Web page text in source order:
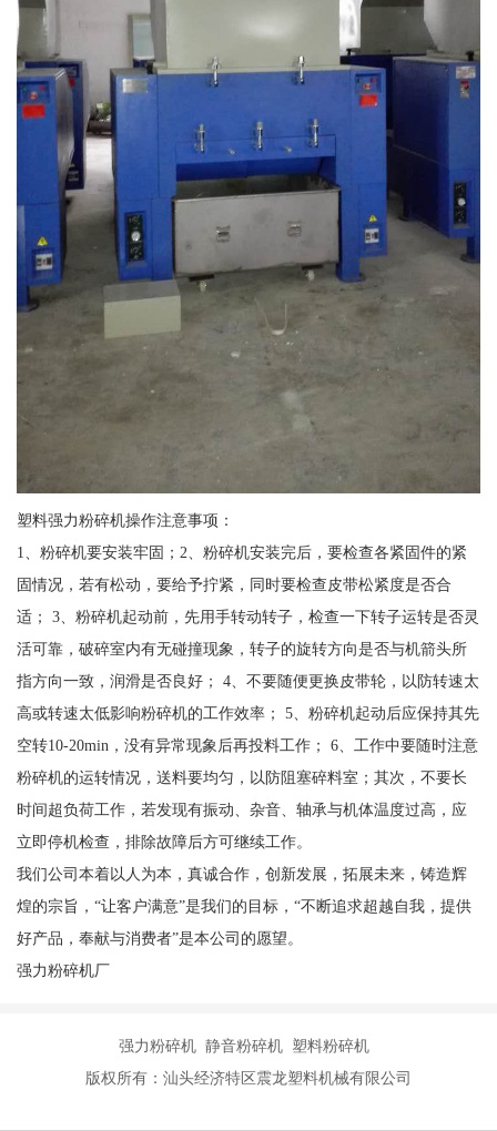
塑料强力粉碎机操作注意事项：
1、粉碎机要安装牢固；2、粉碎机安装完后，要检查各紧固件的紧
固情况，若有松动，要给予拧紧，同时要检查皮带松紧度是否合
适； 3、粉碎机起动前，先用手转动转子，检查一下转子运转是否灵
活可靠，破碎室内有无碰撞现象，转子的旋转方向是否与机箭头所
指方向一致，润滑是否良好； 4、不要随便更换皮带轮，以防转速太
高或转速太低影响粉碎机的工作效率； 5、粉碎机起动后应保持其先
空转10-20min，没有异常现象后再投料工作； 6、工作中要随时注意
粉碎机的运转情况，送料要均匀，以防阻塞碎料室；其次，不要长
时间超负荷工作，若发现有振动、杂音、轴承与机体温度过高，应
立即停机检查，排除故障后方可继续工作。
我们公司本着以人为本，真诚合作，创新发展，拓展未来，铸造辉
煌的宗旨，“让客户满意”是我们的目标，“不断追求超越自我，提供
好产品，奉献与消费者”是本公司的愿望。
强力粉碎机厂
强力粉碎机 静音粉碎机 塑料粉碎机
版权所有：汕头经济特区震龙塑料机械有限公司